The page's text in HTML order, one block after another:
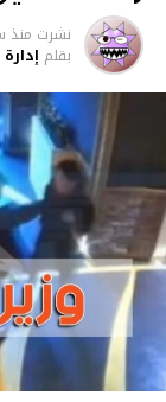
نشرت منذ
بقلم إدارة